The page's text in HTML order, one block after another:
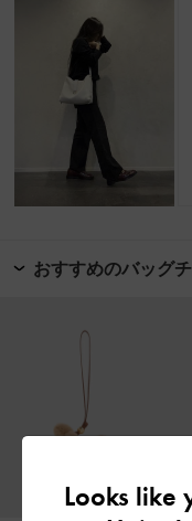
おすすめのバッグ
Looks like